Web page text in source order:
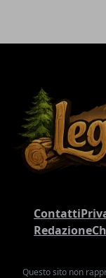
Contatti
Redazione
Questo sito non